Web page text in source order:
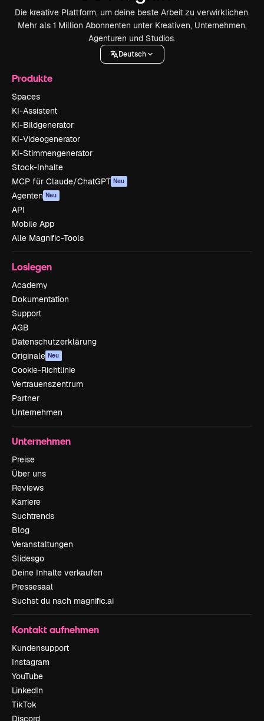
Die kreative Plattform, um deine beste Arbeit zu verwirklichen.
Mehr als 1 Million Abonnenten unter Kreativen, Unternehmen,
Agenturen und Studios.
Deutsch
Produkte
Spaces
KI-Assistent
KI-Bildgenerator
KI-Videogenerator
KI-Stimmengenerator
Stock-Inhalte
MCP für Claude/ChatGPT Neu
Agenten Neu
API
Mobile App
Alle Magnific-Tools
Loslegen
Academy
Dokumentation
Support
AGB
Datenschutzerklärung
Originale Neu
Cookie-Richtlinie
Vertrauenszentrum
Partner
Unternehmen
Unternehmen
Preise
Über uns
Reviews
Karriere
Suchtrends
Blog
Veranstaltungen
Slidesgo
Deine Inhalte verkaufen
Pressesaal
Suchst du nach magnific.ai
Kontakt aufnehmen
Kundensupport
Instagram
YouTube
LinkedIn
TikTok
Discord